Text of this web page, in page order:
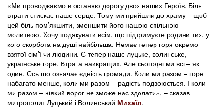
«Ми проводжаємо в останню дорогу двох наших Героїв. Біль
втрати стискає наше серце. Тому ми прийшли до храму – щоб
цей біль пом’якшити, зменшити його нашою спільною
молитвою. Хочу подякувати всім, що підтримуєте родини тих, у
кого скорбота на душі найбільша. Немає тепер горя окремо
взятої сім’ї чи людини. Є тепер наше луцьке, волинське,
українське горе. Втрата найкращих. Але сьогодні ми всі – як
один. Ось що означає єдність громади. Коли ми разом – горе
набагато менше, коли ми разом – радість подвоюється. І коли
ми разом – ніякий ворог не зможе нас здолати», – сказав
митрополит Луцький і Волинський Михаїл.